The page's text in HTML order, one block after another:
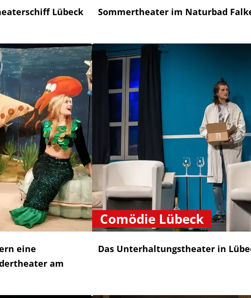
Lübeck
Sommertheater im Naturbad
eine
am
Comödie Lübeck
Das Unterhaltungstheater in